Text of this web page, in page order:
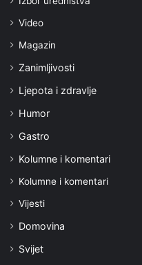
Video
Magazin
Zanimljivosti
Ljepota i zdravlje
Humor
Gastro
Kolumne i komentari
Kolumne i komentari
Vijesti
Domovina
Svijet